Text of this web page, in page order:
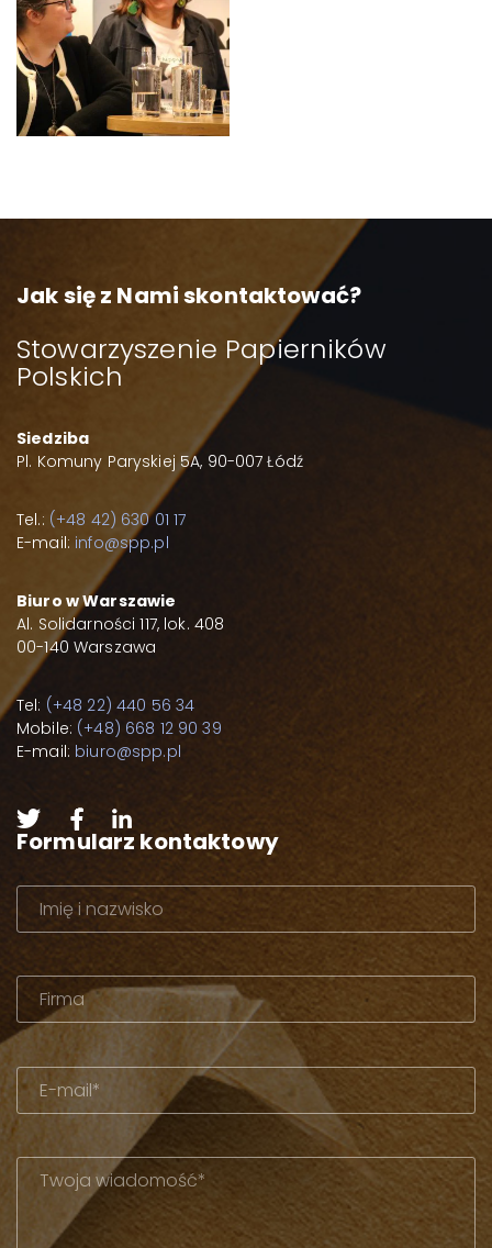
Jak się z Nami skontaktować?
Stowarzyszenie Papierników
Polskich
Siedziba
Pl. Komuny Paryskiej 5A, 90-007 Łódź
Tel.: (+48 42) 630 01 17
E-mail: info@spp.pl
Biuro w Warszawie
Al. Solidarności 117, lok. 408
00-140 Warszawa
Tel: (+48 22) 440 56 34
Mobile: (+48) 668 12 90 39
E-mail: biuro@spp.pl
Formularz kontaktowy